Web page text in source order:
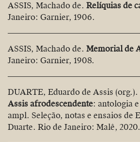
ASSIS, Machado de. Relíquias de
Janeiro: Garnier, 1906.
ASSIS, Machado de. Memorial de
Janeiro: Garnier, 1908.
DUARTE, Eduardo de Assis (org.).
Assis afrodescendente: antologia
ampl. Seleção, notas e ensaios de
Duarte. Rio de Janeiro: Malê, 2020.